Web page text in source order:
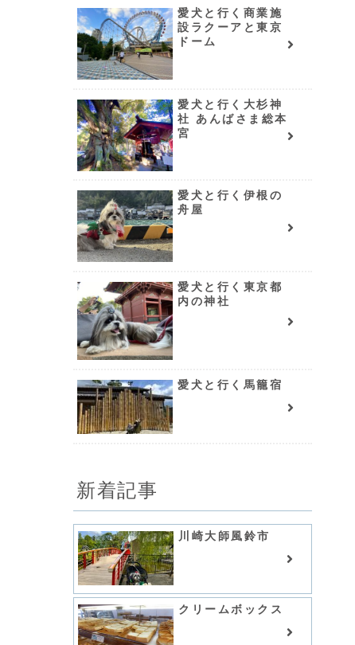
愛犬と行く商業施
設ラクーアと東京
ドーム
愛犬と行く大杉神
社 あんばさま総本
宮
愛犬と行く伊根の
舟屋
愛犬と行く東京都
内の神社
愛犬と行く馬籠宿
新着記事
川崎大師風鈴市
クリームボックス